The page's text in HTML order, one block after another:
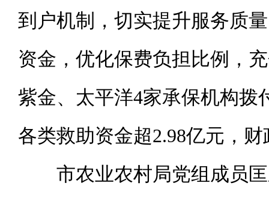
到户机制，切实提升服务质
资金，优化保费负担比例，
紫金、太平洋4家承保机构拨
各类救助资金超2.98亿元，
市农业农村局党组成员